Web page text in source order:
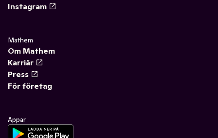
Instagram
Mathem
Om Mathem
Karriär
Press
För företag
Appar